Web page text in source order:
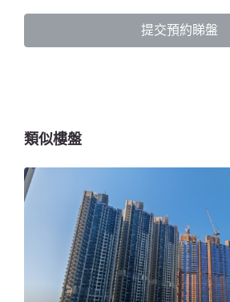
提交預約睇盤
類似樓盤